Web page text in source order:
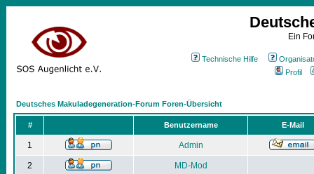
Ein
Technische Hilfe
Profil
Deutsches Makuladegeneration-Forum Foren-Übersicht
# Benutzername E-Mail
1 Admin
2 MD-Mod